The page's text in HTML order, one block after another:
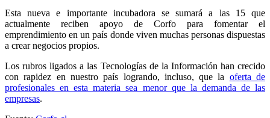
Esta nueva e importante incubadora se sumará a las 15 que
actualmente reciben apoyo de Corfo para fomentar el
emprendimiento en un país donde viven muchas personas dispuestas
a crear negocios propios.
Los rubros ligados a las Tecnologías de la Información han crecido
con rapidez en nuestro país logrando, incluso, que la oferta de
profesionales en esta materia sea menor que la demanda de las
empresas.